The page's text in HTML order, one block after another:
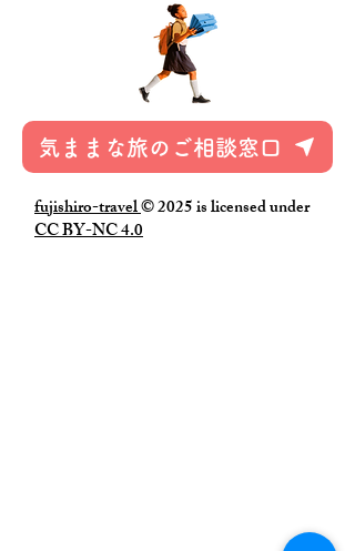
気ままな旅のご相談窓口
fujishiro-travel© 2025 is licensed under
CC BY-NC 4.0